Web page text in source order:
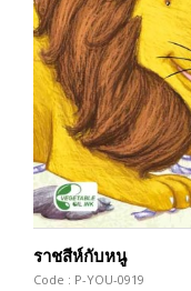
ราชสีห์กับหนู
Code : P-YOU-0919